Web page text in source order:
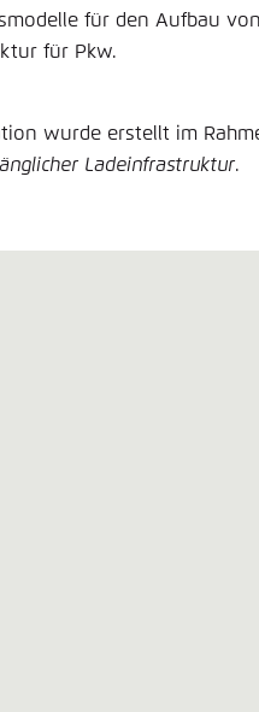
für den Aufbau
für Pkw.
wurde erstellt im
Ladeinfrastruktur.